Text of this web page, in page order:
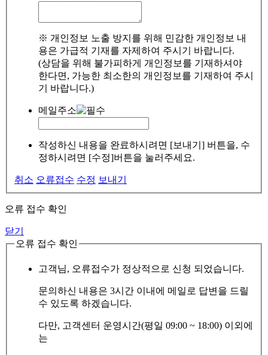
※ 개인정보 노출 방지를 위해 민감한 개인정보 내
용은 가급적 기재를 자제하여 주시기 바랍니다.
(상담을 위해 불가피하게 개인정보를 기재하셔야
한다면, 가능한 최소한의 개인정보를 기재하여 주시
기 바랍니다.)
메일주소
작성하신 내용을 완료하시려면 [보내기] 버튼을, 수
정하시려면 [수정]버튼을 눌러주세요.
취소 오류접수 수정 보내기
오류 접수 확인
닫기
오류 접수 확인
고객님, 오류접수가 정상적으로 신청 되었습니다.
문의하신 내용은 3시간 이내에 메일로 답변을 드릴
수 있도록 하겠습니다.
다만, 고객센터 운영시간(평일 09:00 ~ 18:00) 이외에
는